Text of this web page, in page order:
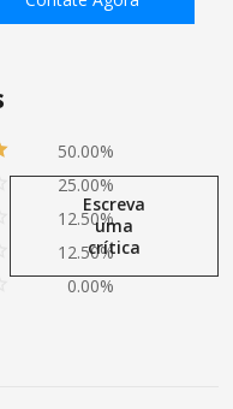
À SACOLA
de Tubo com Rosca
50.00%
25.00%
12.50%
12.50%
0.00%
Escreva
uma
crítica